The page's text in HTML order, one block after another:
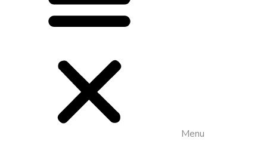
Menu